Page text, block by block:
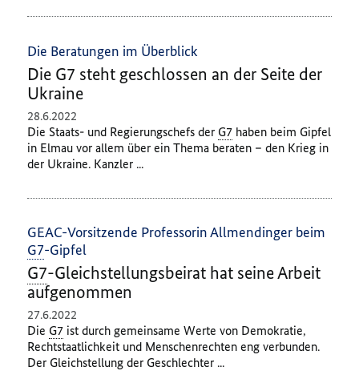
Die Beratungen im Überblick
Die G7 steht geschlossen an der Seite der
Ukraine
28.6.2022
Die Staats- und Regierungschefs der G7 haben beim Gipfel
in Elmau vor allem über ein Thema beraten – den Krieg in
der Ukraine. Kanzler ...
GEAC-Vorsitzende Professorin Allmendinger beim
G7-Gipfel
G7-Gleichstellungsbeirat hat seine Arbeit
aufgenommen
27.6.2022
Die G7 ist durch gemeinsame Werte von Demokratie,
Rechtstaatlichkeit und Menschenrechten eng verbunden.
Der Gleichstellung der Geschlechter ...